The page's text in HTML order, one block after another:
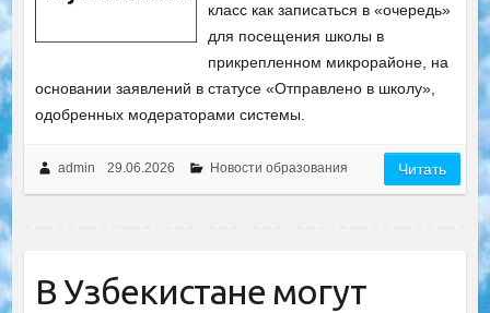
класс как записаться в «очередь»
для посещения школы в
прикрепленном микрорайоне, на
основании заявлений в статусе «Отправлено в школу»,
одобренных модераторами системы.
admin 29.06.2026 Новости образования Читать
В Узбекистане могут